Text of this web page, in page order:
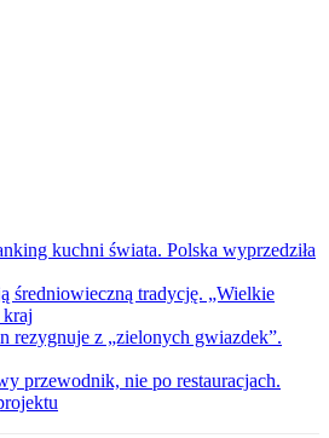
kuchni świata. Polska wyprzedziła
średniowieczną tradycję. „Wielkie
kraj
rezygnuje z „zielonych gwiazdek”.
przewodnik, nie po restauracjach.